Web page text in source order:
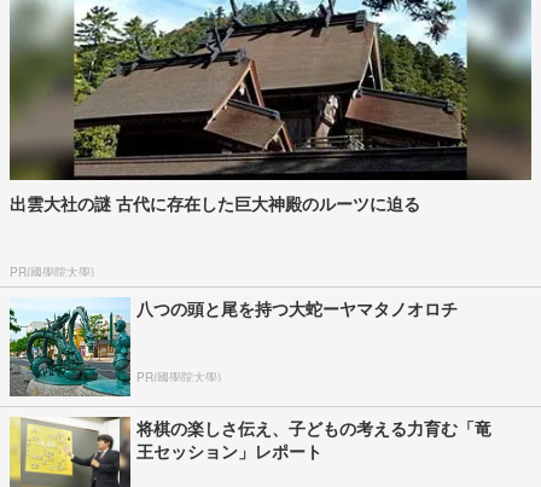
出雲大社の謎 古代に存在した巨大神殿のルーツに迫る
PR(國學院大學)
八つの頭と尾を持つ大蛇ーヤマタノオロチ
PR(國學院大學)
将棋の楽しさ伝え、子どもの考える力育む「竜
王セッション」レポート